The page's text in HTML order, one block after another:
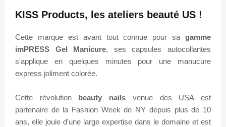
KISS Products, les ateliers beauté US !
Cette marque est avant tout connue pour sa gamme
imPRESS Gel Manicure, ses capsules autocollantes
s'applique en quelques minutes pour une manucure
express joliment colorée.
Cette révolution beauty nails venue des USA est
partenaire de la Fashion Week de NY depuis plus de 10
ans, elle jouie d'une large expertise dans le domaine et est